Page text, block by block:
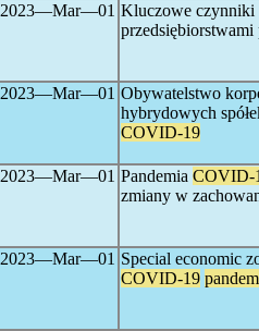
2023―Mar―01 Kluczowe czynniki
2023―Mar―01 Obywatelstwo
hybrydowych
COVID-19
2023―Mar―01 Pandemia COVID-
zmiany w
2023―Mar―01 Special economic
COVID-19